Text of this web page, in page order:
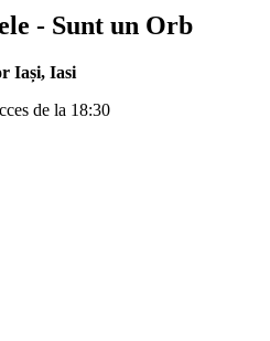
- Sunt un Orb
Iași, Iasi
de la 18:30